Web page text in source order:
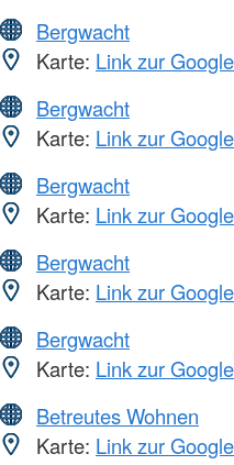
Bergwacht
Karte: Link zur
Bergwacht
Karte: Link zur
Bergwacht
Karte: Link zur
Bergwacht
Karte: Link zur
Bergwacht
Karte: Link zur
Betreutes Wohnen
Karte: Link zur